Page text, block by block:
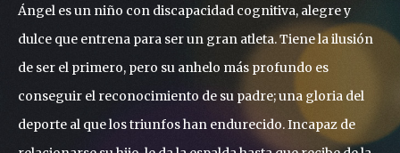
Ángel es un niño con discapacidad cognitiva, alegre y
dulce que entrena para ser un gran atleta. Tiene la ilusión
de ser el primero, pero su anhelo más profundo es
conseguir el reconocimiento de su padre; una gloria del
deporte al que los triunfos han endurecido. Incapaz de